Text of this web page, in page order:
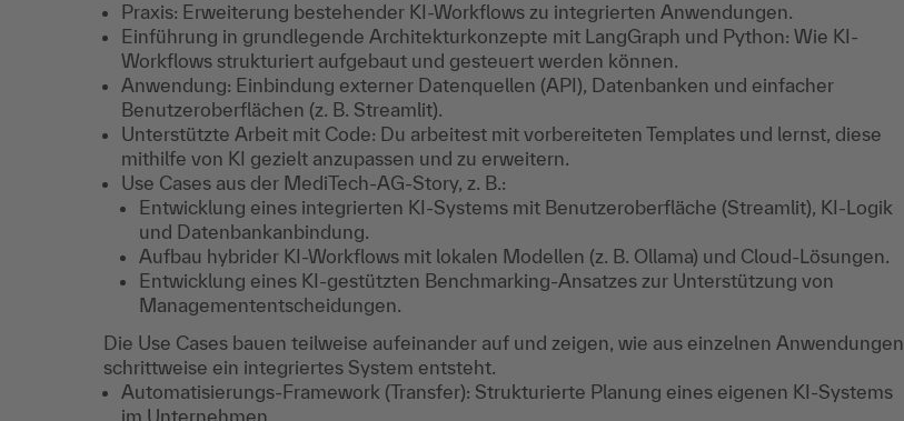
Praxis: Erweiterung bestehender KI-Workflows zu integrierten Anwendungen.
Einführung in grundlegende Architekturkonzepte mit LangGraph und Python: Wie KI-
Workflows strukturiert aufgebaut und gesteuert werden können.
Anwendung: Einbindung externer Datenquellen (API), Datenbanken und einfacher
Benutzeroberflächen (z. B. Streamlit).
Unterstützte Arbeit mit Code: Du arbeitest mit vorbereiteten Templates und lernst, diese
mithilfe von KI gezielt anzupassen und zu erweitern.
Use Cases aus der MediTech-AG-Story, z. B.:
Entwicklung eines integrierten KI-Systems mit Benutzeroberfläche (Streamlit), KI-Logik
und Datenbankanbindung.
Aufbau hybrider KI-Workflows mit lokalen Modellen (z. B. Ollama) und Cloud-Lösungen.
Entwicklung eines KI-gestützten Benchmarking-Ansatzes zur Unterstützung von
Managemententscheidungen.
Die Use Cases bauen teilweise aufeinander auf und zeigen, wie aus einzelnen Anwendungen
schrittweise ein integriertes System entsteht.
Automatisierungs-Framework (Transfer): Strukturierte Planung eines eigenen KI-Systems
im Unternehmen.